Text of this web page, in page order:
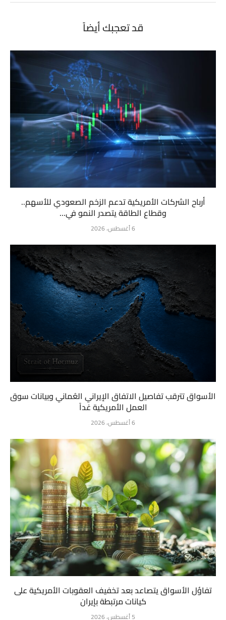
قد تعجبك أيضاً
أرباح الشركات الأمريكية تدعم الزخم الصعودي للأسهم..
وقطاع الطاقة يتصدر النمو في...
6 أغسطس، 2026
الأسواق تترقب تفاصيل الاتفاق الإيراني العُماني وبيانات سوق
العمل الأمريكية غداً
6 أغسطس، 2026
تفاؤل الأسواق يتصاعد بعد تخفيف العقوبات الأمريكية على
كيانات مرتبطة بإيران
5 أغسطس، 2026